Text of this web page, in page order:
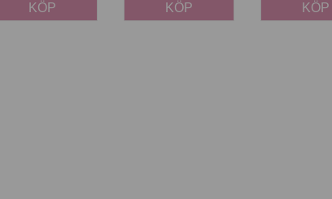
KÖP KÖP KÖP